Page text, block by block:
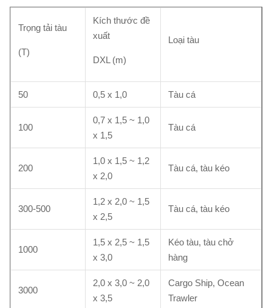
Trọng tải tàu
(T)
Kích thước đề
xuất
DXL (m)
Loại tàu
50 0,5 x 1,0 Tàu cá
100
0,7 x 1,5 ~ 1,0
x 1,5
Tàu cá
200
1,0 x 1,5 ~ 1,2
x 2,0
Tàu cá, tàu kéo
300-500
1,2 x 2,0 ~ 1,5
x 2,5
Tàu cá, tàu kéo
1000
1,5 x 2,5 ~ 1,5
x 3,0
Kéo tàu, tàu chở
hàng
3000
2,0 x 3,0 ~ 2,0
x 3,5
Cargo Ship, Ocean
Trawler